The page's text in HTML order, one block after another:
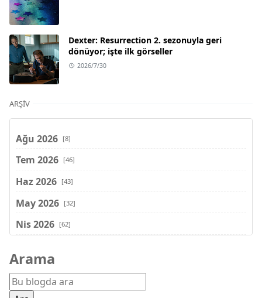
Dexter: Resurrection 2. sezonuyla geri
dönüyor; işte ilk görseller
2026/7/30
ARŞIV
Ağu 2026 [8]
Tem 2026 [46]
Haz 2026 [43]
May 2026 [32]
Nis 2026 [62]
Şub 2026
Oca 2026 [72]
Arama